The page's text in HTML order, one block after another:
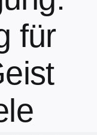
für